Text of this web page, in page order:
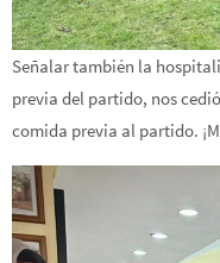
Señalar también la
previa del partido, nos
comida previa al partido.